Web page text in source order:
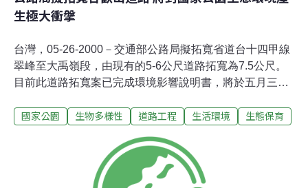
生極大衝搫
台灣，05-26-2000－交通部公路局擬拓寬省道台十四甲線
翠峰至大禹嶺段，由現有的5-6公尺道路拓寬為7.5公尺。
目前此道路拓寬案已完成環境影響說明書，將於五月三十
行環境影響說明會。 因此段道路位於太魯閣國家公園園區
寬。保育團體與相關學者專家亦持反對立場，當地為冰河
孑遺動物山椒魚之重要棲地，亦發現有台灣高山小黃鼠狼
的蹤跡（為新發現之物種）。 保育團體表示，此路段平時
國家公園 生物多樣性 道路工程 生活環境 生態保育